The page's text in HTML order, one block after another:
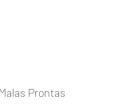
Prontas